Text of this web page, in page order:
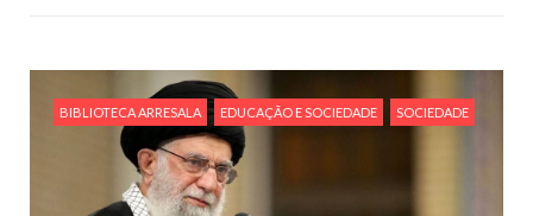
BIBLIOTECA ARRESALA EDUCAÇÃO E SOCIEDADE SOCIEDADE